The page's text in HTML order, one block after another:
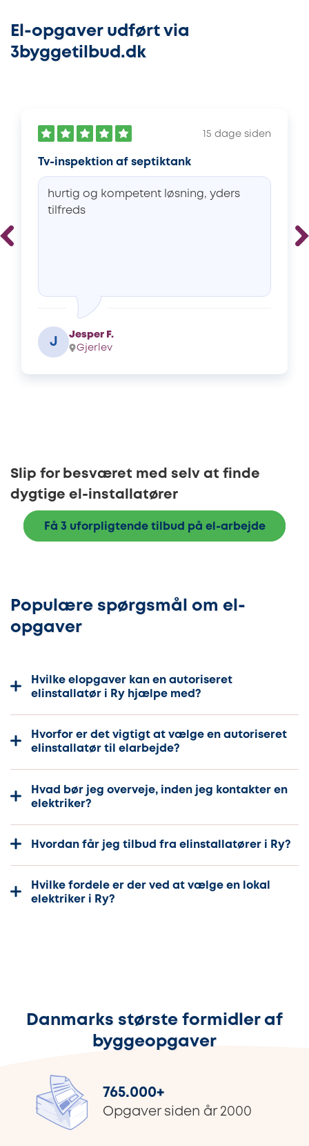
El-opgaver udført via
3byggetilbud.dk
15 dage siden
Tv-inspektion af septiktank
hurtig og kompetent løsning, yders
tilfreds
J
Jesper F.
Gjerlev
Slip for besværet med selv at finde
dygtige el-installatører
Få 3 uforpligtende tilbud på el-arbejde
Populære spørgsmål om el-
opgaver
Hvilke elopgaver kan en autoriseret
elinstallatør i Ry hjælpe med?
Hvorfor er det vigtigt at vælge en autoriseret
elinstallatør til elarbejde?
Hvad bør jeg overveje, inden jeg kontakter en
elektriker?
Hvordan får jeg tilbud fra elinstallatører i Ry?
Hvilke fordele er der ved at vælge en lokal
elektriker i Ry?
Danmarks største formidler af
byggeopgaver
765.000+
Opgaver siden år 2000